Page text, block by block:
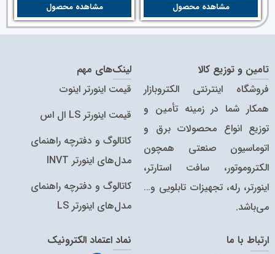
مشاهده محصول مشاهده محصول
تامین و توزیع کالا
فروشگاه اینترنتی الکتروبازار
همکار شما در زمینه تأمین و
توزیع انواع محصولات برق و
اتوماسیون صنعتی همچون
الکتروموتور، سافت استارتر،
اینورتر، رله، تجهیزات تابلویی و…
می‌باشد.
لینک‌های مهم
قیمت اینورتر اینوت
قیمت اینورتر LS ال اس
کاتالوگ و دفترچه راهنمای
مدل‌های اینورتر INVT
کاتالوگ‌ و دفترچه راهنمای
مدل‌های اینورتر LS
ارتباط با ما
نماد اعتماد الکترونیک